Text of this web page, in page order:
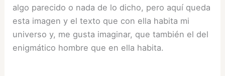
algo parecido o nada de lo dicho, pero aquí queda
esta imagen y el texto que con ella habita mi
universo y, me gusta imaginar, que también el del
enigmático hombre que en ella habita.